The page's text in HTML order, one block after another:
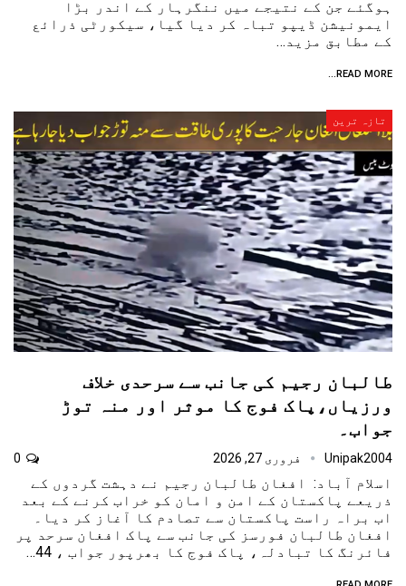
ہوگئے جن کے نتیجے میں ننگرہار کے اندر بڑا
ایمونیشن ڈیپو تباہ کر دیا گیا، سیکورٹی ذرائع
کے مطابق مزید…
READ MORE...
تازہ ترین
طالبان رجیم کی جانب سے سرحدی خلاف
ورزیاں،پاک فوج کا موثر اور منہ توڑ
جواب۔
Unipak2004 فروری 27, 2026
اسلام آباد: افغان طالبان رجیم نے دہشت گردوں کے
ذریعے پاکستان کے امن و امان کو خراب کرنے کے بعد
اب براہ راست پاکستان سے تصادم کا آغاز کر دیا۔
افغان طالبان فورسز کی جانب سے پاک افغان سرحد پر
فائرنگ کا تبادلہ، پاک فوج کا بھرپور جواب ، 44…